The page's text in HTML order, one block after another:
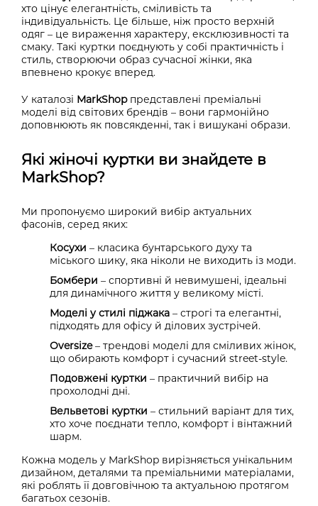
хто цінує елегантність, сміливість та
індивідуальність. Це більше, ніж просто верхній
одяг – це вираження характеру, ексклюзивності та
смаку. Такі куртки поєднують у собі практичність і
стиль, створюючи образ сучасної жінки, яка
впевнено крокує вперед.
У каталозі MarkShopпредставлені преміальні
моделі від світових брендів – вони гармонійно
доповнюють як повсякденні, так і вишукані образи.
Які жіночі куртки ви знайдете в
MarkShop?
Ми пропонуємо широкий вибір актуальних
фасонів, серед яких:
Косухи – класика бунтарського духу та
міського шику, яка ніколи не виходить із моди.
Бомбери – спортивні й невимушені, ідеальні
для динамічного життя у великому місті.
Моделі у стилі піджака – строгі та елегантні,
підходять для офісу й ділових зустрічей.
Oversize– трендові моделі для сміливих жінок,
що обирають комфорт і сучасний street-style.
Подовжені куртки – практичний вибір на
прохолодні дні.
Вельветові куртки – стильний варіант для тих,
хто хоче поєднати тепло, комфорт і вінтажний
шарм.
Кожна модель у MarkShop вирізняється унікальним
дизайном, деталями та преміальними матеріалами,
які роблять її довговічною та актуальною протягом
багатьох сезонів.